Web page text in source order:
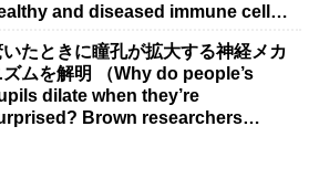
and diseased immune cells
いたときに瞳孔が拡大する神経メカ
ズムを解明 （Why do people’s
dilate when they’re
Brown researchers